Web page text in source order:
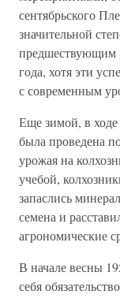
сентябрьского
значительной
предшествующим
года, хотя эти
с современным
Еще зимой, в
была проведена
урожая на
учебой,
запаслись
семена и
агрономические
В начале весны
себя